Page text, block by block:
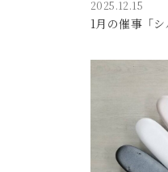
2025.12.15
1月の催事「